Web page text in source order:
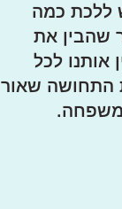
ללכת כמה
שהבין את
אותנו לכל
התחושה שאור